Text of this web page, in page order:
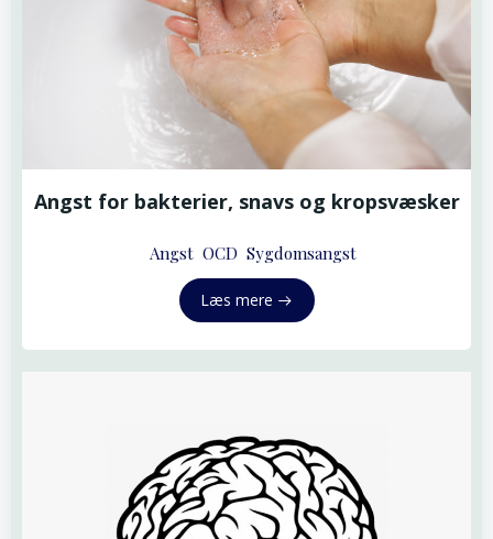
Angst for bakterier, snavs og kropsvæsker
Angst OCD Sygdomsangst
Læs mere